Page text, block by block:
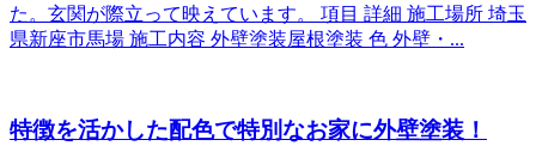
た。玄関が際立って映えています。 項目 詳細 施工場所 埼玉
県新座市馬場 施工内容 外壁塗装屋根塗装 色 外壁・...
特徴を活かした配色で特別なお家に外壁塗装！